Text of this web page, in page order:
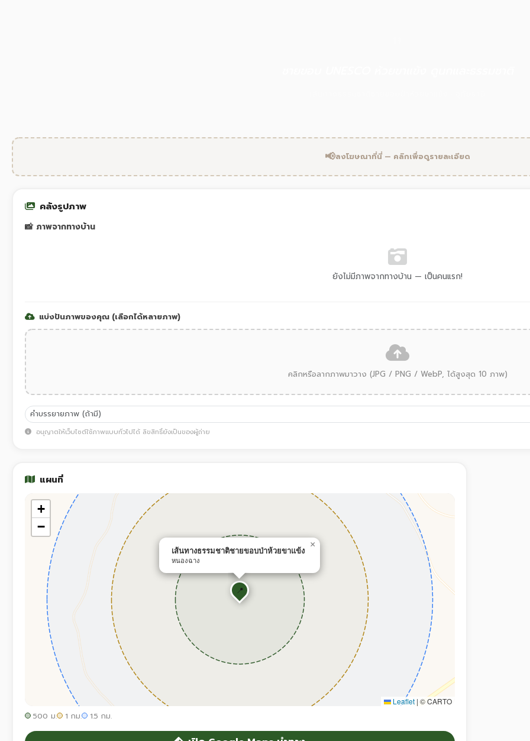
📢ลงโฆษณาที่นี่ — คลิกเพื่อดูรายละเอียด
คลังรูปภาพ
📸 ภาพจากทางบ้าน
ยังไม่มีภาพจากทางบ้าน — เป็นคนแรก!
แบ่งปันภาพของคุณ (เลือกได้หลายภาพ)
คลิกหรือลากภาพมาวาง (JPG / PNG / WebP, ได้สูงสุด 10 ภาพ)
อนุญาตให้เว็บไซต์ใช้ภาพแบบทั่วไปได้ ลิขสิทธิ์ยังเป็นของผู้ถ่าย
แผนที่
📍
เส้นทางธรรมชาติชายขอบป่าห้วยขาแข้ง
หนองฉาง
×
+
−
Leaflet | © CARTO
500 ม. 1 กม. 1.5 กม.